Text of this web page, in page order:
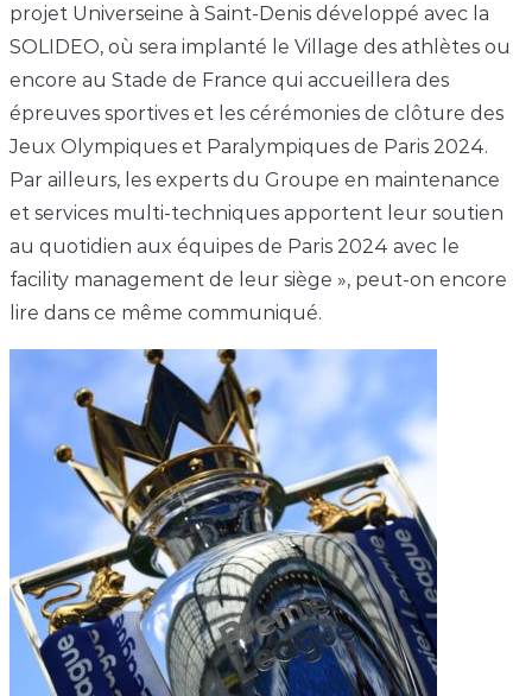
projet Universeine à Saint-Denis développé avec la
SOLIDEO, où sera implanté le Village des athlètes ou
encore au Stade de France qui accueillera des
épreuves sportives et les cérémonies de clôture des
Jeux Olympiques et Paralympiques de Paris 2024.
Par ailleurs, les experts du Groupe en maintenance
et services multi-techniques apportent leur soutien
au quotidien aux équipes de Paris 2024 avec le
facility management de leur siège », peut-on encore
lire dans ce même communiqué.